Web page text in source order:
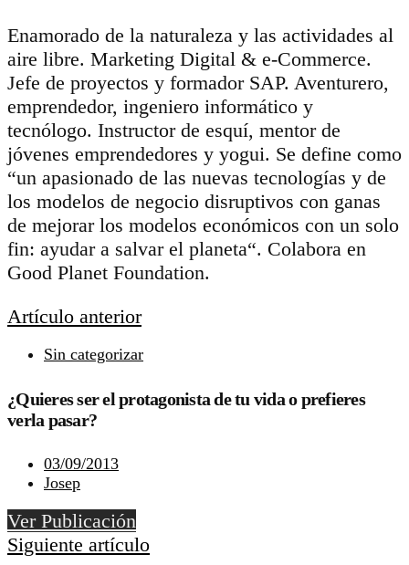
Enamorado de la naturaleza y las actividades al
aire libre. Marketing Digital & e-Commerce.
Jefe de proyectos y formador SAP. Aventurero,
emprendedor, ingeniero informático y
tecnólogo. Instructor de esquí, mentor de
jóvenes emprendedores y yogui. Se define como
“un apasionado de las nuevas tecnologías y de
los modelos de negocio disruptivos con ganas
de mejorar los modelos económicos con un solo
fin: ayudar a salvar el planeta“. Colabora en
Good Planet Foundation.
Artículo anterior
Sin categorizar
¿Quieres ser el protagonista de tu vida o prefieres
verla pasar?
03/09/2013
Josep
Ver Publicación
Siguiente artículo